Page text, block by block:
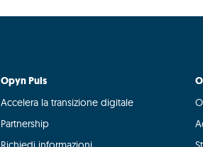
Opyn Puls
Accelera la transizione digitale
Partnership